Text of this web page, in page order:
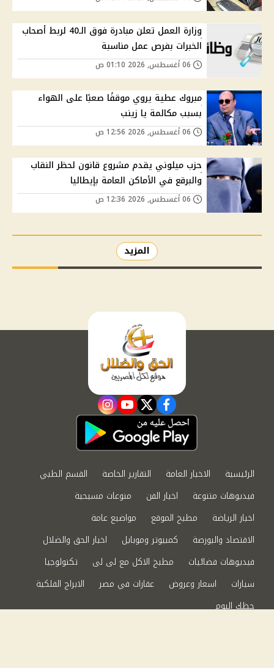
وزارة العمل تعلن مبادرة فوق الـ40 لربط أصحاب
الخبرات بفرص عمل مناسبة
مبروك عطية يروي موقفًا صعبًا على الهواء
بسبب مكالمة يا زينب
حزب ميلوني يقدم مشروع قانون لحظر النقاب
والبرقع في الأماكن العامة بإيطاليا
المزيد
facebook
twitter
youtube
instagram
الرئيسية الاخبار العامة التقارير الخاصة
القسم الطبي
فيديوهات متنوعة
اخبار الفن
منوعات مسيحية
اخبار الرياضة
مطبخ الموقع
مواضيع عامة
الاقتصاد والبورصة
كمبيوتر وموبايل
اخبار الحق والضلال
فيديوهات فضائيات
مطبخ الاكل مع لى لى
تكنولوجيا
سيارات
اسعار وعروض عقارات في مصر
الابراج الفلكية
حظك اليوم